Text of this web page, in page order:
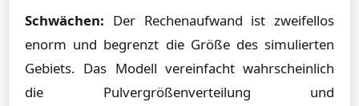
Schwächen: Der Rechenaufwand ist zweifellos
enorm und begrenzt die Größe des simulierten
Gebiets. Das Modell vereinfacht wahrscheinlich
die Pulvergrößenverteilung und